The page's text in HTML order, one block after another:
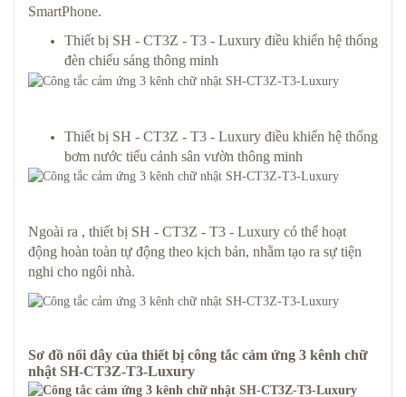
SmartPhone.
Thiết bị SH - CT3Z - T3 - Luxury điều khiển hệ thống
đèn chiếu sáng thông minh
Thiết bị SH - CT3Z - T3 - Luxury điều khiển hệ thống
bơm nước tiểu cảnh sân vườn thông minh
Ngoài ra , thiết bị SH - CT3Z - T3 - Luxury có thể hoạt
động hoàn toàn tự động theo kịch bản, nhằm tạo ra sự tiện
nghi cho ngôi nhà.
Sơ đồ nối dây của thiết bị công tắc cảm ứng 3 kênh chữ
nhật SH-CT3Z-T3-Luxury